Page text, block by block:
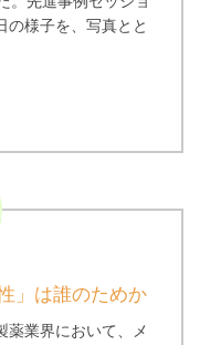
の様子を、写真とと
」は誰のためか
薬業界において、メ